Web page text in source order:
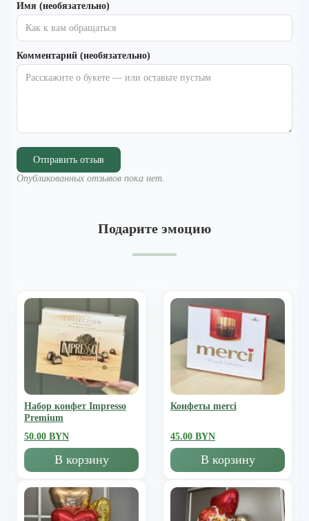
Имя (необязательно)
Комментарий (необязательно)
Отправить отзыв
Опубликованных отзывов пока нет.
Подарите эмоцию
Набор конфет Impresso
Premium
50.00 BYN
В корзину
Конфеты merci
45.00 BYN
В корзину